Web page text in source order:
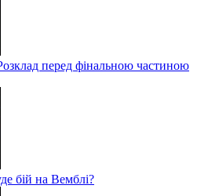
перед фінальною частиною
бій на Вемблі?